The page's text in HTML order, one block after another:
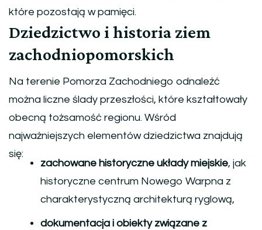
które pozostają w pamięci.
Dziedzictwo i historia ziem
zachodniopomorskich
Na terenie Pomorza Zachodniego odnaleźć
można liczne ślady przeszłości, które kształtowały
obecną tożsamość regionu. Wśród
najważniejszych elementów dziedzictwa znajdują
się:
zachowane historyczne układy miejskie, jak
historyczne centrum Nowego Warpna z
charakterystyczną architekturą ryglową,
dokumentacja i obiekty związane z